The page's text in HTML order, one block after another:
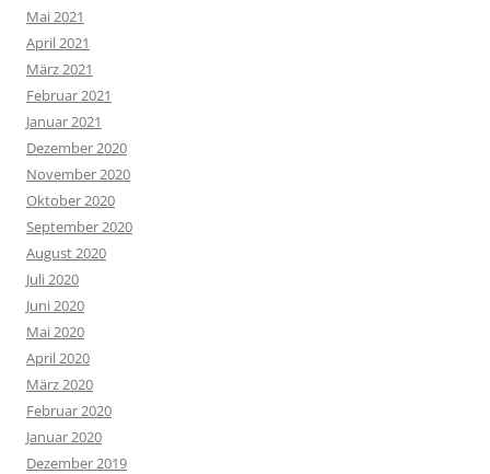
Mai 2021
April 2021
März 2021
Februar 2021
Januar 2021
Dezember 2020
November 2020
Oktober 2020
September 2020
August 2020
Juli 2020
Juni 2020
Mai 2020
April 2020
März 2020
Februar 2020
Januar 2020
Dezember 2019